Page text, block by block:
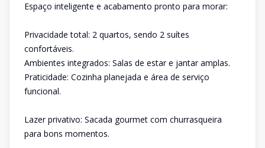
Espaço inteligente e acabamento pronto para morar:
Privacidade total: 2 quartos, sendo 2 suítes
confortáveis.
Ambientes integrados: Salas de estar e jantar amplas.
Praticidade: Cozinha planejada e área de serviço
funcional.
Lazer privativo: Sacada gourmet com churrasqueira
para bons momentos.